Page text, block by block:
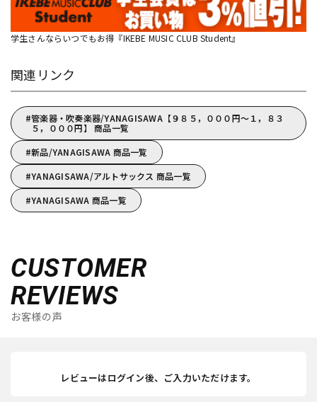
学生さんならいつでもお得『IKEBE MUSIC CLUB Student』
関連リンク
管楽器・吹奏楽器/YANAGISAWA【９８５，０００円～１，８３
５，０００円】 商品一覧
新品/YANAGISAWA 商品一覧
YANAGISAWA/アルトサックス 商品一覧
YANAGISAWA 商品一覧
CUSTOMER
REVIEWS
お客様の声
レビューはログイン後、ご入力いただけます。